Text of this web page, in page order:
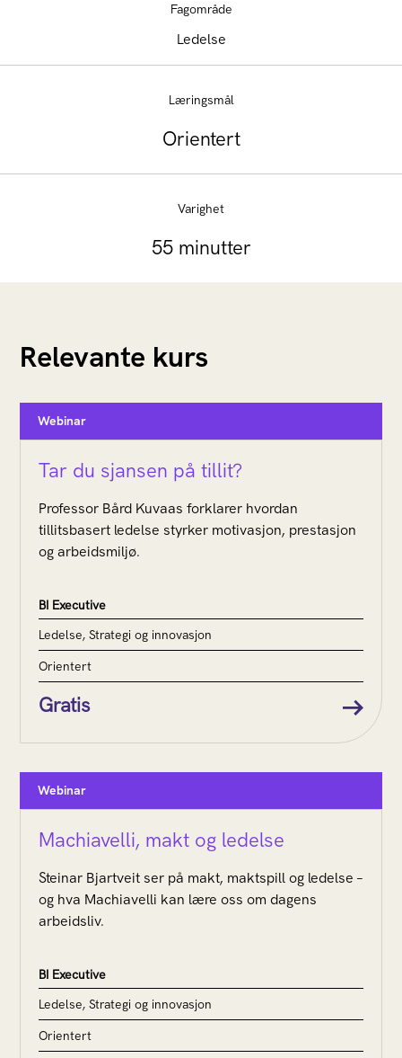
Fagområde
Ledelse
Læringsmål
Orientert
Varighet
55 minutter
Relevante kurs
Webinar
Tar du sjansen på tillit?
Professor Bård Kuvaas forklarer hvordan
tillitsbasert ledelse styrker motivasjon, prestasjon
og arbeidsmiljø.
BI Executive
Ledelse, Strategi og innovasjon
Orientert
Gratis
Webinar
Machiavelli, makt og ledelse
Steinar Bjartveit ser på makt, maktspill og ledelse –
og hva Machiavelli kan lære oss om dagens
arbeidsliv.
BI Executive
Ledelse, Strategi og innovasjon
Orientert